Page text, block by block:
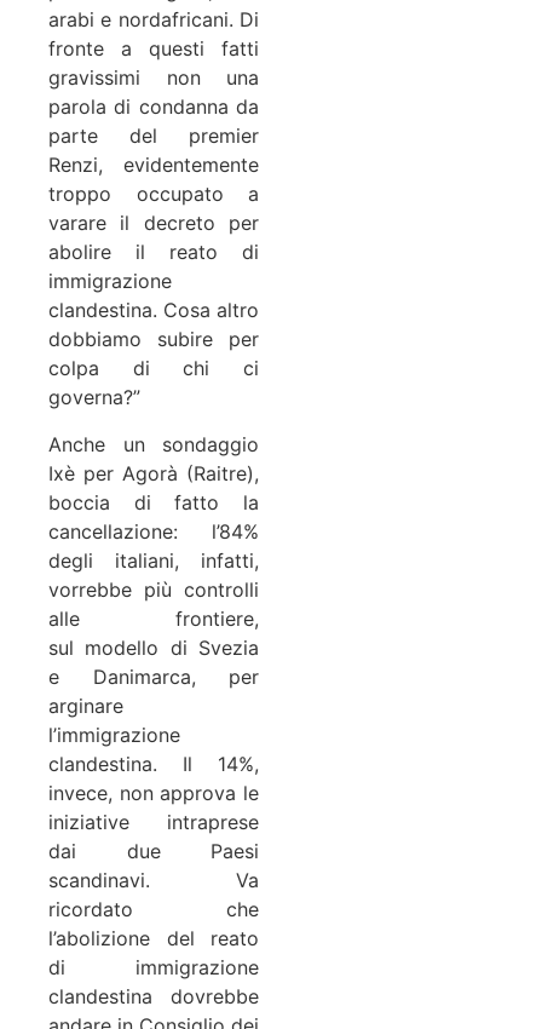
arabi e nordafricani. Di
fronte a questi fatti
gravissimi non una
parola di condanna da
parte del premier
Renzi, evidentemente
troppo occupato a
varare il decreto per
abolire il reato di
immigrazione
clandestina. Cosa altro
dobbiamo subire per
colpa di chi ci
governa?”
Anche un sondaggio
Ixè per Agorà (Raitre),
boccia di fatto la
cancellazione: l’84%
degli italiani, infatti,
vorrebbe più controlli
alle frontiere,
sul modello di Svezia
e Danimarca, per
arginare
l’immigrazione
clandestina. Il 14%,
invece, non approva le
iniziative intraprese
dai due Paesi
scandinavi. Va
ricordato che
l’abolizione del reato
di immigrazione
clandestina dovrebbe